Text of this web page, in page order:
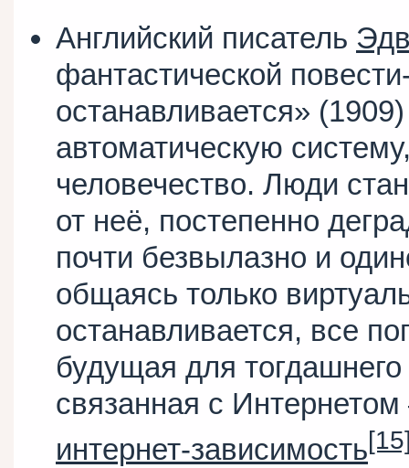
Английский писатель
фантастической
останавливается»
автоматическую
человечество. Люди
от неё, постепенно
почти безвылазно и
общаясь только
останавливается, все
будущая для
связанная с
интернет-зависимость